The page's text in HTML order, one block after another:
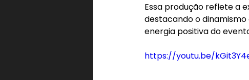
Essa produção reflete a
destacando o
energia positiva do
https://youtu.be/